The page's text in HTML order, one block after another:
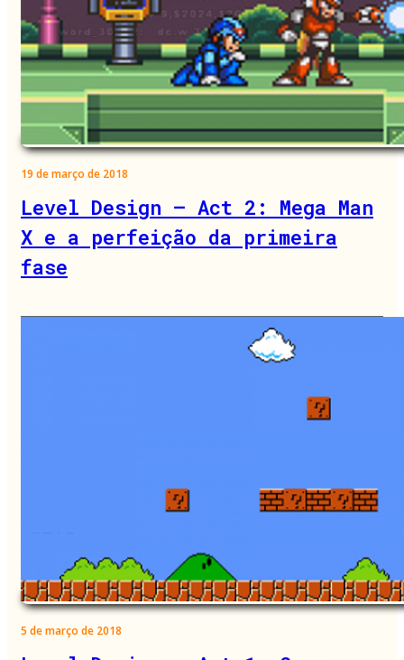
19 de março de 2018
Level Design – Act 2: Mega Man
X e a perfeição da primeira
fase
5 de março de 2018